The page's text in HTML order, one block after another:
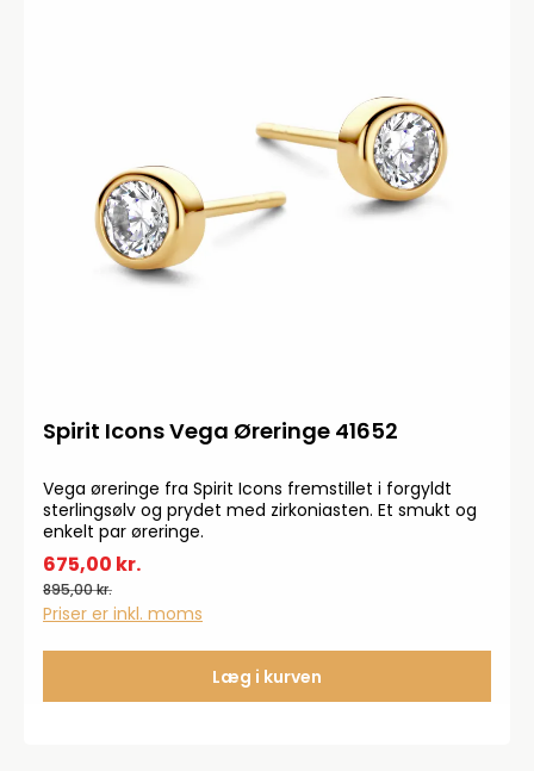
Spirit Icons Vega Øreringe 41652
Vega øreringe fra Spirit Icons fremstillet i forgyldt
sterlingsølv og prydet med zirkoniasten. Et smukt og
enkelt par øreringe.
675,00 kr.
895,00 kr.
Priser er inkl. moms
Læg i kurven